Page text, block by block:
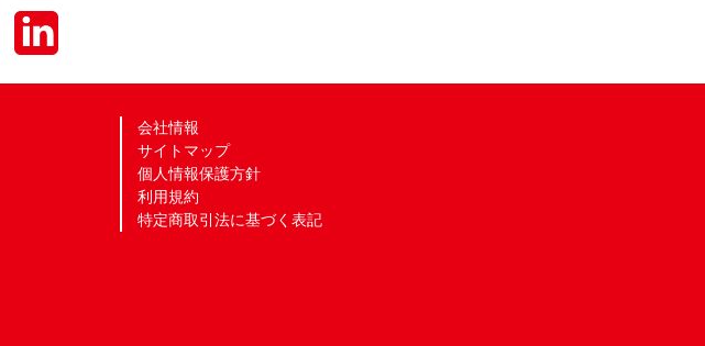
会社情報
サイトマップ
個人情報保護方針
利用規約
特定商取引法に基づく表記